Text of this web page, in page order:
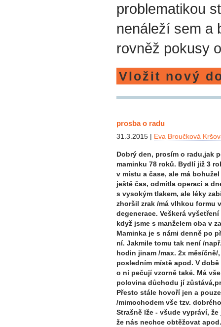
problematikou
nenáleží sem a
rovněž pokusy
Vložit nový
prosba o radu
31.3.2015 | Eva Broučková
Dobrý den, prosím o radu,jak
maminku 78 roků. Bydlí již 3
v místu a čase, ale má
ještě čas, odmítla operaci a
s vysokým tlakem, ale léky
zhoršil zrak /má vlhkou formu
degenerace. Veškerá
když jsme s manželem oba v
Maminka je s námi denně po
ní. Jakmile tomu tak není /
hodin jinam /max. 2x
posledním místě apod. V
o ni pečují vzorně také. Má
polovina důchodu jí
Přesto stále hovoří jen a
/mimochodem vše tzv.
Strašně lže - všude vypráví,
že nás nechce obtěžovat